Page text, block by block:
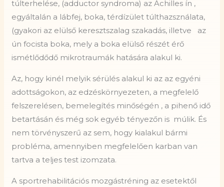
túlterhelése, (adductor syndroma) az Achilles ín ,
egyáltalán a lábfej, boka, térdízület túlthazsználata,
(gyakori az elülső keresztszalag szakadás, illetve az
ún focista boka, mely a boka elülső részét érő
ismétlődődő mikrotraumák hatására alakul ki.
Az, hogy kinél melyik sérülés alakul ki az az egyéni
adottságokon, az edzéskörnyezeten, a megfelelő
felszerelésen, bemelegítés minőségén , a pihenő idő
betartásán és még sok egyéb tényezőn is múlik. És
nem törvényszerű az sem, hogy kialakul bármi
probléma, amennyiben megfelelően karban van
tartva a teljes test izomzata.
A sportrehabilitációs mozgástréning az esetektől